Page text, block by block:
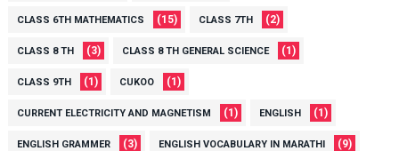
CLASS 6TH MATHEMATICS (15) CLASS 7TH (2)
CLASS 8 TH (3) CLASS 8 TH GENERAL SCIENCE (1)
CLASS 9TH (1) CUKOO (1)
CURRENT ELECTRICITY AND MAGNETISM (1) ENGLISH (1)
ENGLISH GRAMMER (3) ENGLISH VOCABULARY IN MARATHI (9)